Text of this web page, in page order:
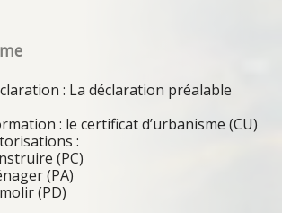
et VTT
: La déclaration préalable
: le certificat d’urbanisme (CU)
:
(PC)
(PA)
(PD)